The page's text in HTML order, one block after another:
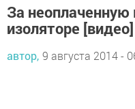
За неоплаченную
изоляторе [видео]
автор, 9 августа 2014 -